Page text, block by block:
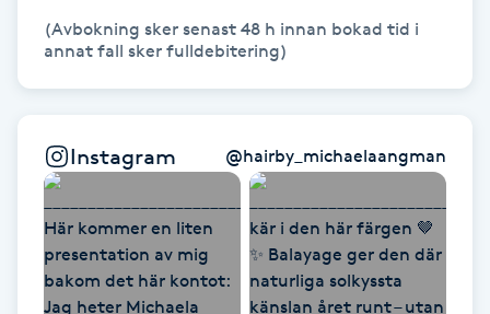
Klippning & Slingor
Klippning ungdom
Koppningsmassage
Kosmetisk tatuering
Kostrådgivning
(Avbokning sker senast 48 h innan bokad tid i
annat fall sker fulldebitering)
Instagram @hairby_michaelaangman